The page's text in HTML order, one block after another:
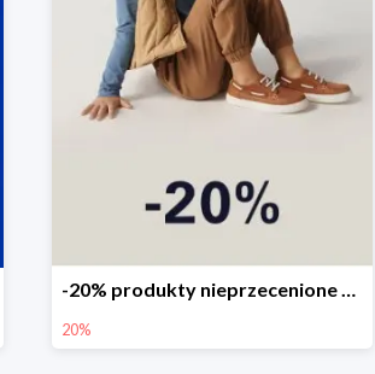
-20% produkty nieprzecenione 🌼🌷
20%